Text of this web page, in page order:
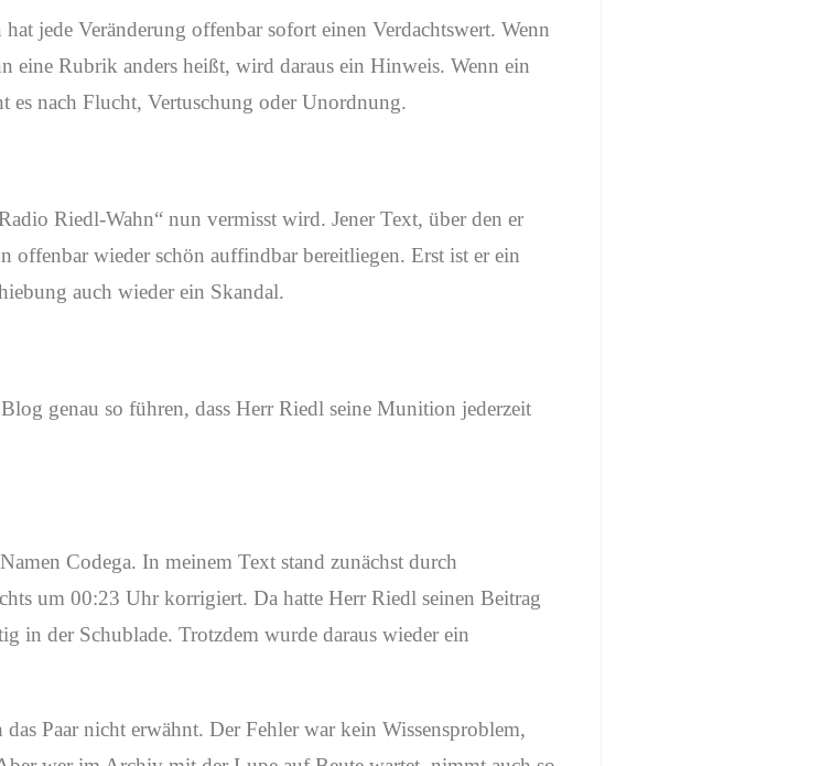
jede Veränderung offenbar sofort einen Verdachtswert. Wenn
eine Rubrik anders heißt, wird daraus ein Hinweis. Wenn ein
es nach Flucht, Vertuschung oder Unordnung.
Riedl-Wahn“ nun vermisst wird. Jener Text, über den er
offenbar wieder schön auffindbar bereitliegen. Erst ist er ein
auch wieder ein Skandal.
genau so führen, dass Herr Riedl seine Munition jederzeit
Codega. In meinem Text stand zunächst durch
um 00:23 Uhr korrigiert. Da hatte Herr Riedl seinen Beitrag
in der Schublade. Trotzdem wurde daraus wieder ein
Paar nicht erwähnt. Der Fehler war kein Wissensproblem,